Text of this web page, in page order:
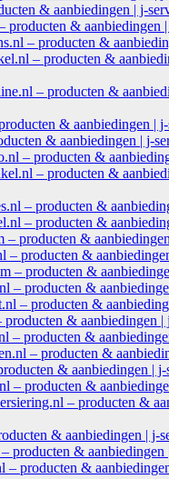
& aanbiedingen | j-
producten & aanbiedingen
– producten &
– producten &
– producten &
& aanbiedingen |
& aanbiedingen | j-
– producten &
– producten &
– producten &
– producten &
– producten &
– producten &
– producten &
– producten &
– producten &
& aanbiedingen |
– producten &
– producten &
& aanbiedingen | j-
– producten &
– producten &
& aanbiedingen | j-
producten & aanbiedingen
– producten &